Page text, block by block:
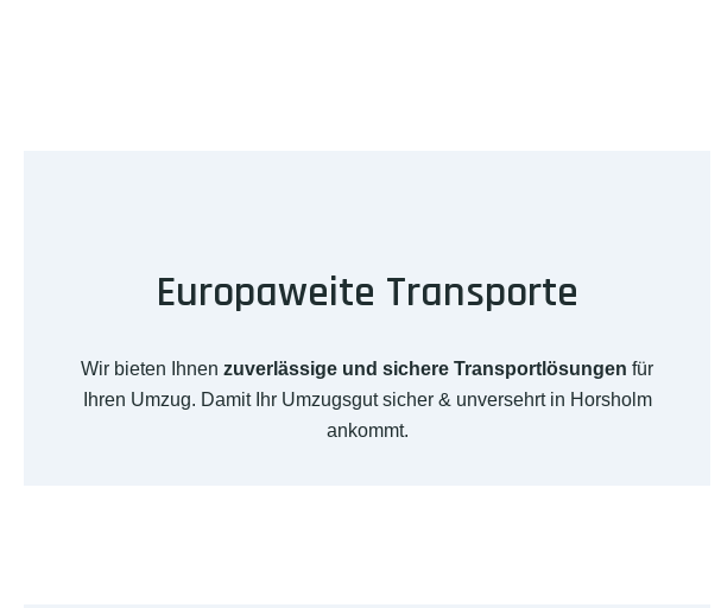
Europaweite Transporte
Wir bieten Ihnen zuverlässige und sichere Transportlösungen für
Ihren Umzug. Damit Ihr Umzugsgut sicher & unversehrt in Horsholm
ankommt.